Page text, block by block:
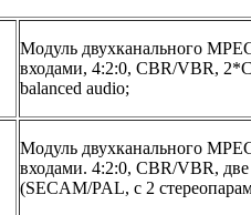
Модуль двухканального
входами, 4:2:0, CBR/VBR,
balanced audio;
Модуль двухканального
входами. 4:2:0, CBR/VBR,
(SECAM/PAL, с 2